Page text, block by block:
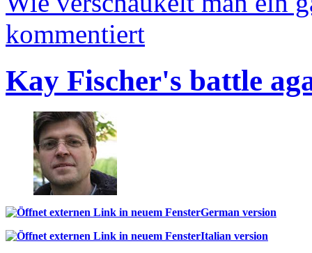
kommentiert
Kay Fischer's battle
German version
Italian version